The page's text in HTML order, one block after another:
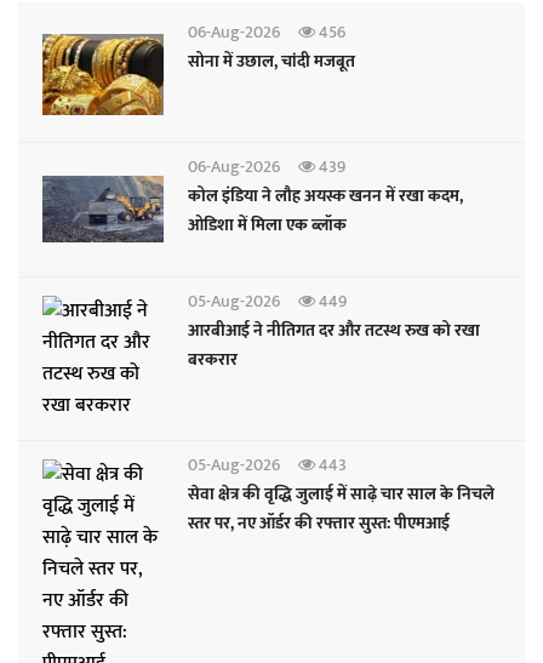
06-Aug-2026
456
सोना में उछाल, चांदी मजबूत
06-Aug-2026
439
कोल इंडिया ने लौह अयस्क खनन में रखा कदम,
ओडिशा में मिला एक ब्लॉक
05-Aug-2026
449
आरबीआई ने नीतिगत दर और तटस्थ रुख को रखा
बरकरार
05-Aug-2026
443
सेवा क्षेत्र की वृद्धि जुलाई में साढ़े चार साल के निचले
स्तर पर, नए ऑर्डर की रफ्तार सुस्त: पीएमआई